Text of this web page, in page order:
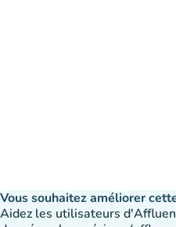
Vous souhaitez améliorer
Aidez les utilisateurs